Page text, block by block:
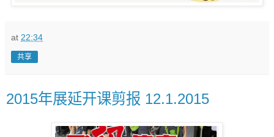
at 22:34
共享
2015年展延开课剪报 12.1.2015